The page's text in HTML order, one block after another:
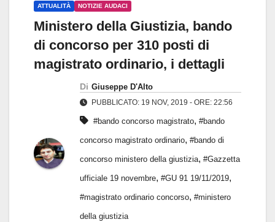
ATTUALITÀ NOTIZIE AUDACI
Ministero della Giustizia, bando
di concorso per 310 posti di
magistrato ordinario, i dettagli
Di Giuseppe D'Alto
PUBBLICATO: 19 NOV, 2019 - ORE: 22:56
#bando concorso magistrato, #bando
concorso magistrato ordinario, #bando di
concorso ministero della giustizia, #Gazzetta
ufficiale 19 novembre, #GU 91 19/11/2019,
#magistrato ordinario concorso, #ministero
della giustizia